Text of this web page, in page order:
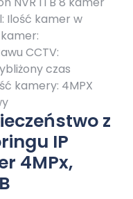
Ilość kamer w
CCTV:
czas
kamery: 4MPX
z
IP
4MPx,